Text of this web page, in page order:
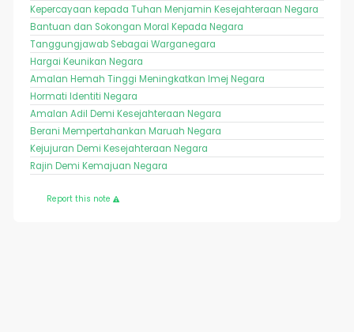
Kepercayaan kepada Tuhan Menjamin Kesejahteraan Negara
Bantuan dan Sokongan Moral Kepada Negara
Tanggungjawab Sebagai Warganegara
Hargai Keunikan Negara
Amalan Hemah Tinggi Meningkatkan Imej Negara
Hormati Identiti Negara
Amalan Adil Demi Kesejahteraan Negara
Berani Mempertahankan Maruah Negara
Kejujuran Demi Kesejahteraan Negara
Rajin Demi Kemajuan Negara
Report this note